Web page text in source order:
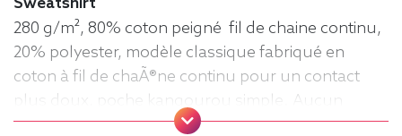
280 g/m², 80% coton peigné fil de chaine continu,
20% polyester, modèle classique fabriqué en
coton à fil de chaÃ®ne continu pour un contact
plus doux, poche kangourou simple. Aucun
cordon de serrage sur les modèles enfants. .